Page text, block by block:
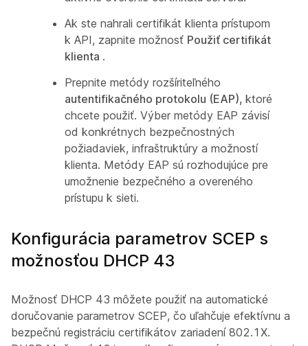
Ak ste nahrali certifikát klienta prístupom
k API, zapnite možnosť Použiť certifikát
klienta .
Prepnite metódy rozšíriteľného
autentifikačného protokolu (EAP), ktoré
chcete použiť. Výber metódy EAP závisí
od konkrétnych bezpečnostných
požiadaviek, infraštruktúry a možností
klienta. Metódy EAP sú rozhodujúce pre
umožnenie bezpečného a overeného
prístupu k sieti.
Konfigurácia parametrov SCEP s
možnosťou DHCP 43
Možnosť DHCP 43 môžete použiť na automatické
doručovanie parametrov SCEP, čo uľahčuje efektívnu a
bezpečnú registráciu certifikátov zariadení 802.1X.